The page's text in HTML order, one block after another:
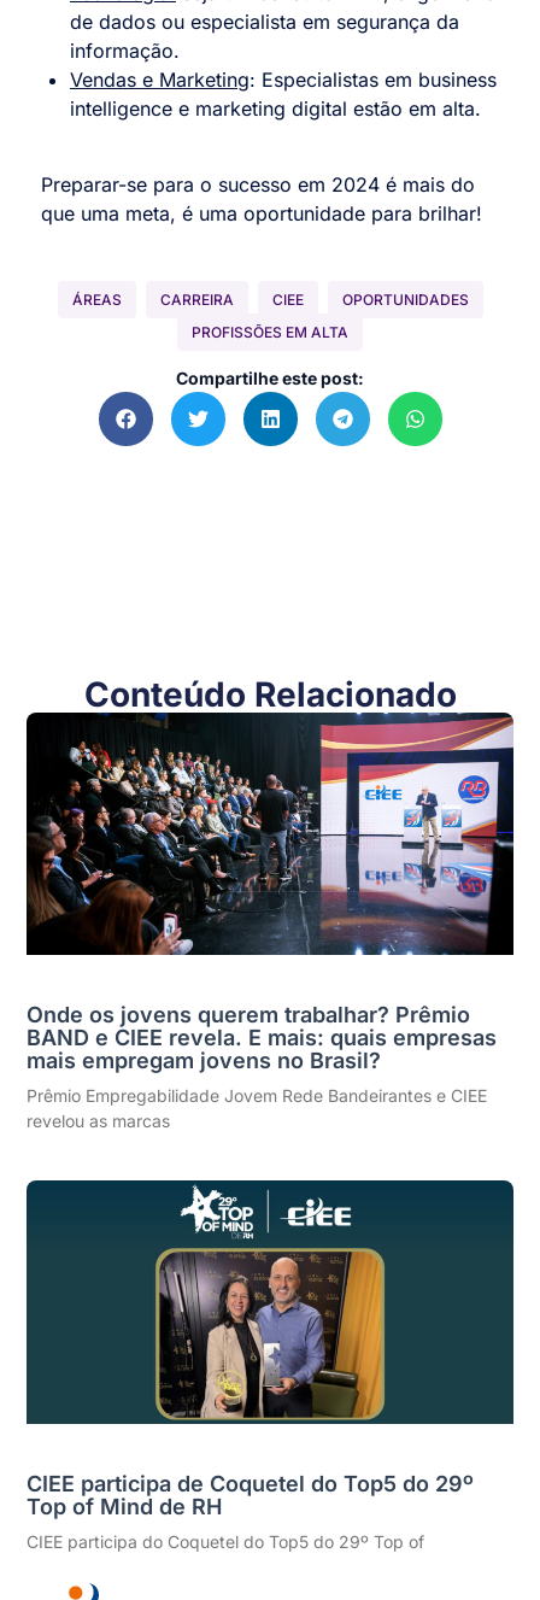
de dados ou especialista em segurança da
informação.
Vendas e Marketing: Especialistas em business
intelligence e marketing digital estão em alta.
Preparar-se para o sucesso em 2024 é mais do
que uma meta, é uma oportunidade para brilhar!
ÁREAS CARREIRA CIEE
OPORTUNIDADES
PROFISSÕES EM ALTA
Compartilhe este post:
Conteúdo Relacionado
Onde os jovens querem trabalhar? Prêmio
BAND e CIEE revela. E mais: quais empresas
mais empregam jovens no Brasil?
Prêmio Empregabilidade Jovem Rede Bandeirantes e CIEE
revelou as marcas
CIEE participa de Coquetel do Top5 do 29º
Top of Mind de RH
CIEE participa do Coquetel do Top5 do 29º Top of